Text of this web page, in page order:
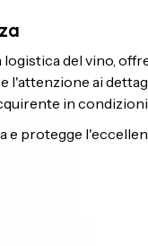
del vino,
ai
in
protegge